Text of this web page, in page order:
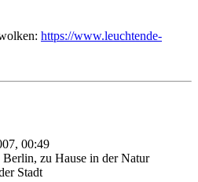
https://www.leuchtende-
00:49
zu Hause in der Natur
Stadt